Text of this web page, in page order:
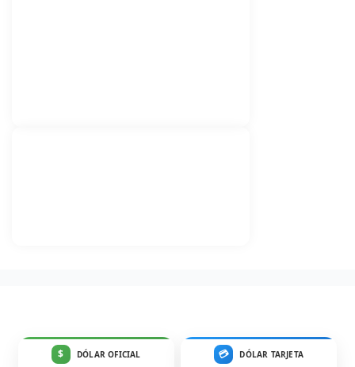
$ DÓLAR OFICIAL 💳 DÓLAR TARJETA